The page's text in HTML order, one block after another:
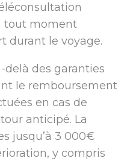
tout moment
durant le voyage.
delà des garanties
le remboursement
en cas de
anticipé. La
jusqu’à 3 000€
y compris